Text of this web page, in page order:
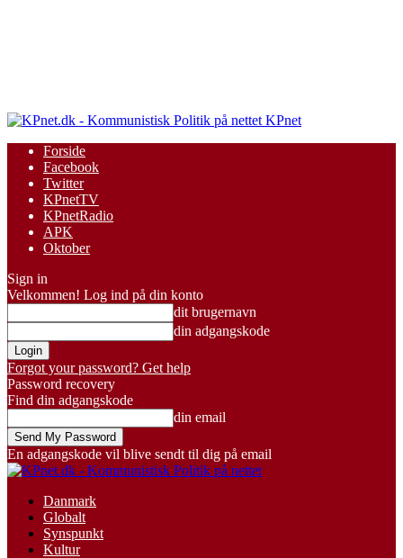
KPnet
Forside
Facebook
Twitter
KPnetTV
KPnetRadio
APK
Oktober
Sign in
Velkommen! Log ind på din konto
dit brugernavn
din adgangskode
Forgot your password? Get help
Password recovery
Find din adgangskode
din email
En adgangskode vil blive sendt til dig på email
Danmark
Globalt
Synspunkt
Kultur